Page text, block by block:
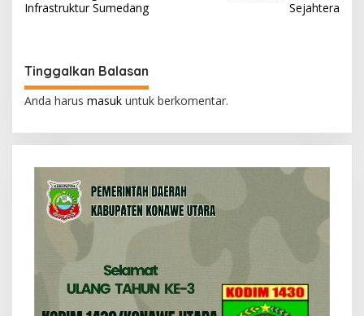
i
a
s
i
p
Infrastruktur Sumedang
Sejahtera
Tinggalkan Balasan
Anda harus masuk untuk berkomentar.